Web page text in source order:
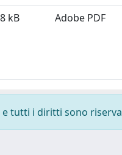
kB Adobe PDF
tutti i diritti sono